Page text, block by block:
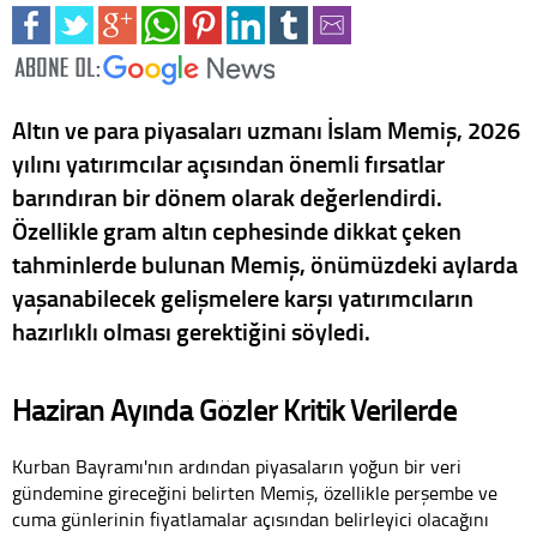
Altın ve para piyasaları uzmanı İslam Memiş, 2026
yılını yatırımcılar açısından önemli fırsatlar
barındıran bir dönem olarak değerlendirdi.
Özellikle gram altın cephesinde dikkat çeken
tahminlerde bulunan Memiş, önümüzdeki aylarda
yaşanabilecek gelişmelere karşı yatırımcıların
hazırlıklı olması gerektiğini söyledi.
Haziran Ayında Gözler Kritik Verilerde
Kurban Bayramı'nın ardından piyasaların yoğun bir veri
gündemine gireceğini belirten Memiş, özellikle perşembe ve
cuma günlerinin fiyatlamalar açısından belirleyici olacağını